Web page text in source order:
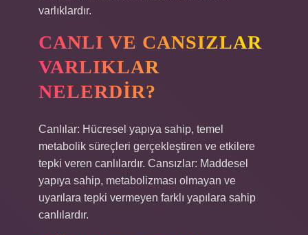
varlıklardır.
CANLI VE CANSIZLAR
VARLIKLAR
NELERDIR?
Canlılar: Hücresel yapıya sahip, temel
metabolik süreçleri gerçekleştiren ve etkilere
tepki veren canlılardır. Cansızlar: Maddesel
yapıya sahip, metabolizması olmayan ve
uyarılara tepki vermeyen farklı yapılara sahip
canlılardır.